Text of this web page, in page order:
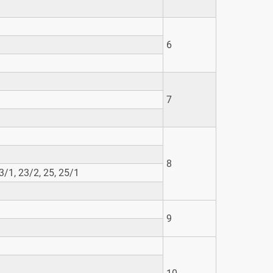
6
7
8
1, 23/2, 25, 25/1
9